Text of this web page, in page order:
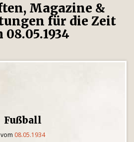
Magazine &
für die Zeit
08.05.1934
Fußball
vom 08.05.1934